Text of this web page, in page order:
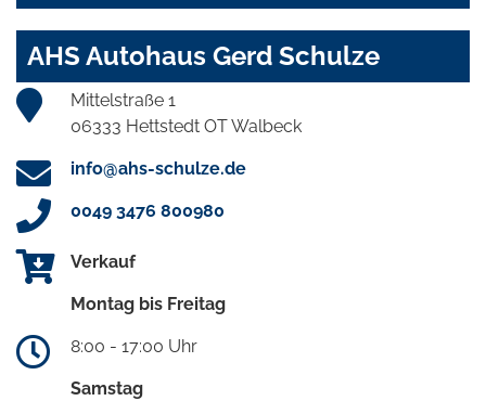
AHS Autohaus Gerd Schulze
Mittelstraße 1
06333 Hettstedt OT Walbeck
info@ahs-schulze.de
0049 3476 800980
Verkauf
Montag bis Freitag
8:00 - 17:00 Uhr
Samstag